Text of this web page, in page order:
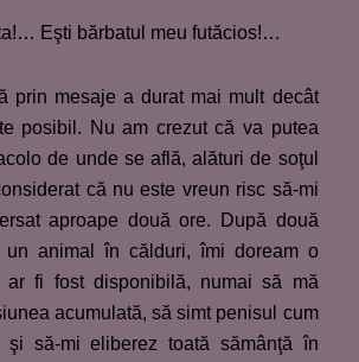
Eşti bărbatul meu futăcios!…
prin mesaje a durat mai mult decât
posibil. Nu am crezut că va putea
de unde se află, alături de soţul
că nu este vreun risc să-mi
aproape două ore. După două
un animal în călduri, îmi doream o
ar fi fost disponibilă, numai să mă
acumulată, să simt penisul cum
să-mi eliberez toată sămânţă în